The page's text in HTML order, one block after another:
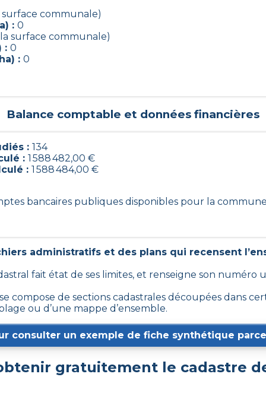
surface communale)
: 0
la surface communale)
: 0
: 0
Balance comptable et données financières
: 134
: 1 588 482,00 €
: 1 588 484,00 €
bancaires publiques disponibles pour la
administratifs et des plans qui recensent
fait état de ses limites, et renseigne son numéro
compose de sections cadastrales découpées dans
ou d’une mappe d’ensemble.
consulter un exemple de fiche synthétique
gratuitement le cadastre